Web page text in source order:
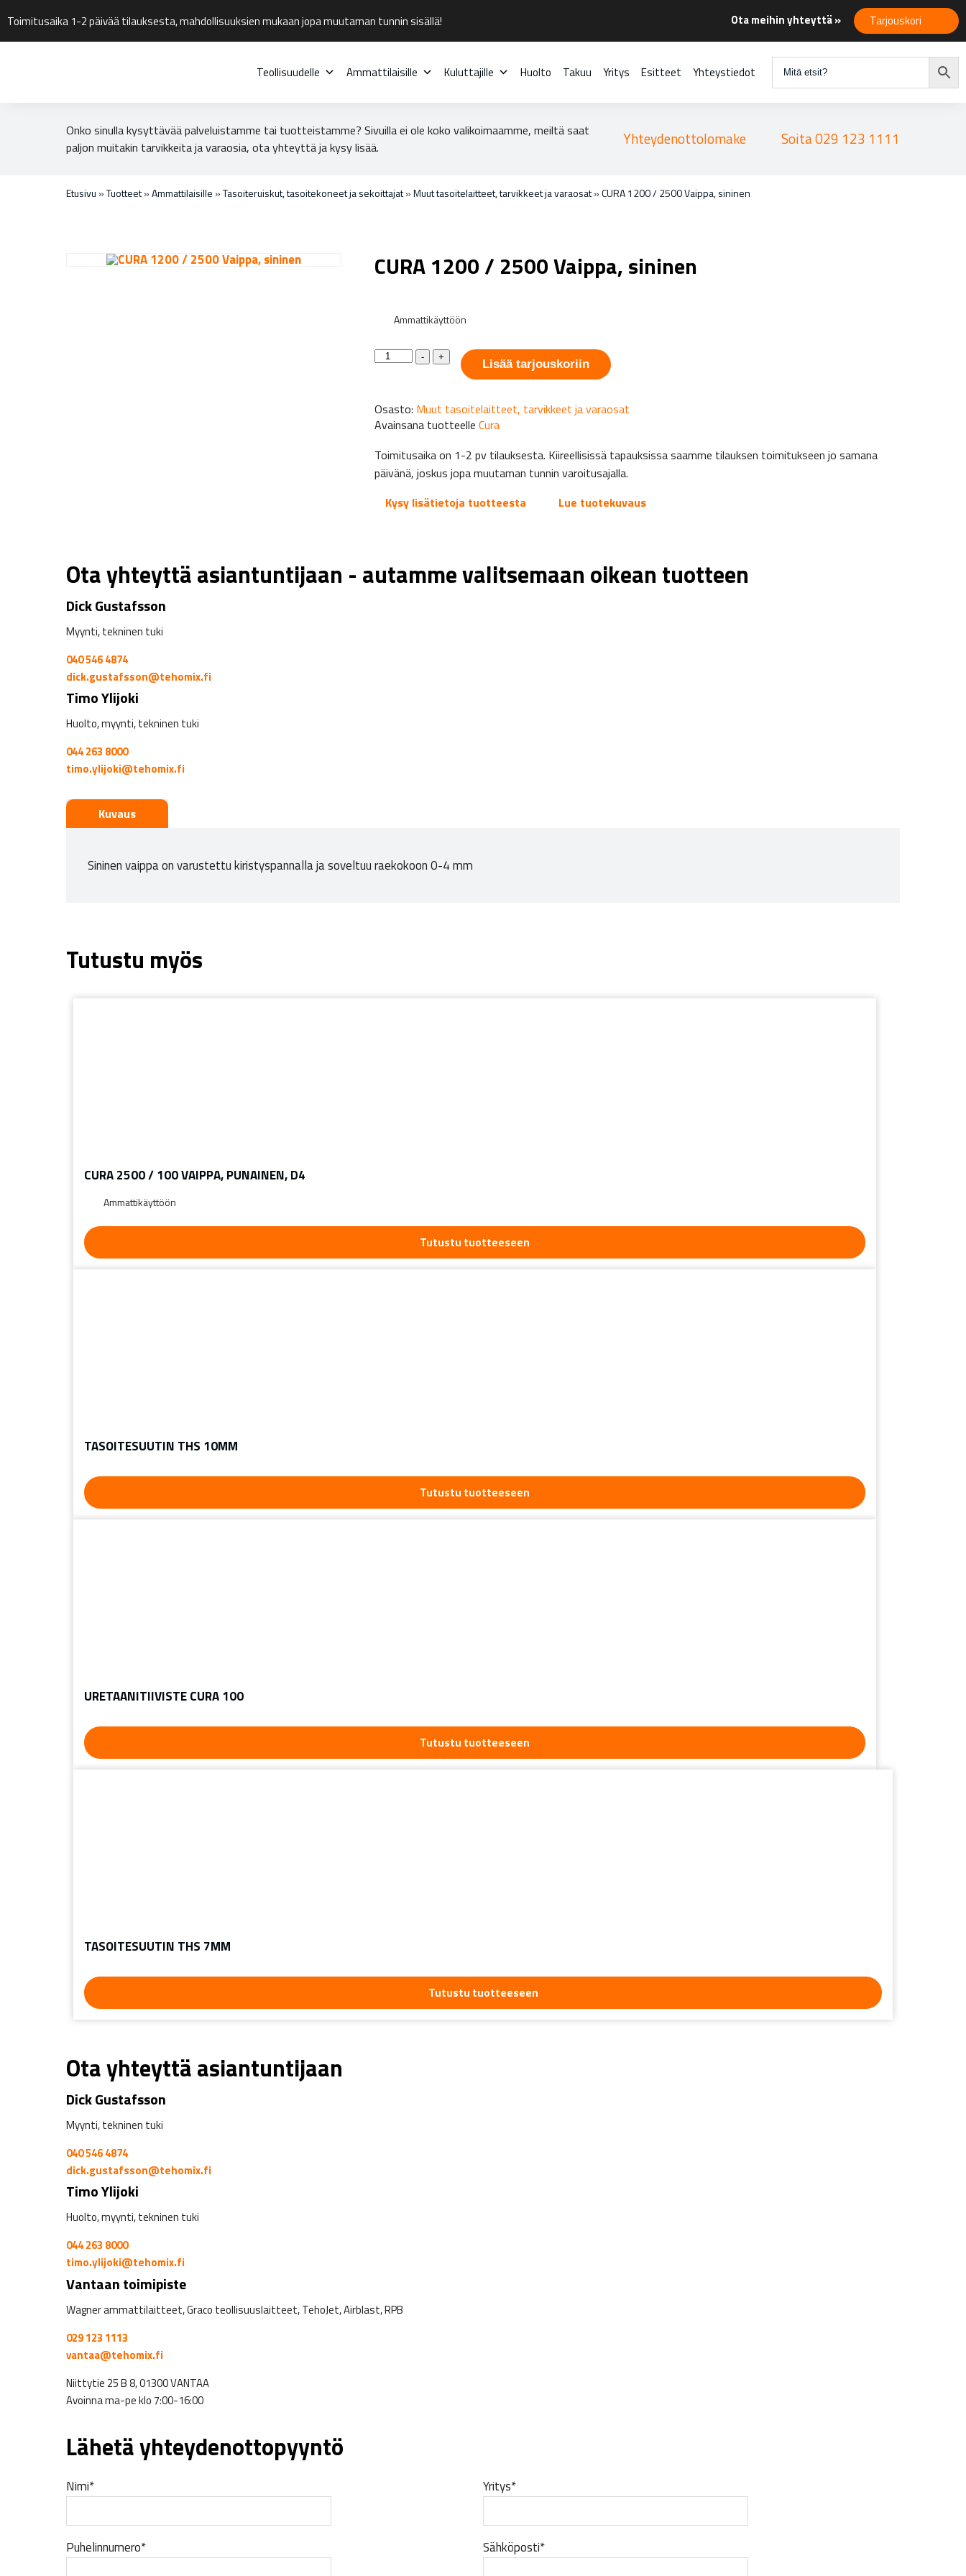
Toimitusaika 1-2 päivää tilauksesta, mahdollisuuksien mukaan jopa muutaman tunnin sisällä! Ota meihin yhteyttä » Tarjouskori
Teollisuudelle Ammattilaisille Kuluttajille Huolto Takuu Yritys Esitteet Yhteystiedot
Onko sinulla kysyttävää palveluistamme tai tuotteistamme? Sivuilla ei ole koko valikoimaamme, meiltä saat
paljon muitakin tarvikkeita ja varaosia, ota yhteyttä ja kysy lisää.
Yhteydenottolomake Soita 029 123 1111
Etusivu »Tuotteet»Ammattilaisille »Tasoiteruiskut, tasoitekoneet ja sekoittajat»Muut tasoitelaitteet, tarvikkeet ja varaosat»CURA 1200 / 2500 Vaippa, sininen
CURA 1200 / 2500 Vaippa, sininen
Ammattikäyttöön
CURA
1200
Vaippa,
sininen
määrä
- +
Lisää tarjouskoriin
Osasto: Muut tasoitelaitteet, tarvikkeet ja varaosat
Avainsana tuotteelleCura
Toimitusaika on 1-2 pv tilauksesta. Kiireellisissä tapauksissa saamme tilauksen toimitukseen jo samana
päivänä, joskus jopa muutaman tunnin varoitusajalla.
Kysy lisätietoja tuotteesta
Lue tuotekuvaus
Ota yhteyttä asiantuntijaan - autamme valitsemaan oikean tuotteen
Dick Gustafsson
Myynti, tekninen tuki
040 546 4874
dick.gustafsson@tehomix.fi
Timo Ylijoki
Huolto, myynti, tekninen tuki
044 263 8000
timo.ylijoki@tehomix.fi
Kuvaus
Sininen vaippa on varustettu kiristyspannalla ja soveltuu raekokoon 0-4 mm
Tutustu myös
CURA 2500 / 100 VAIPPA, PUNAINEN, D4
Ammattikäyttöön
Tutustu tuotteeseen
TASOITESUUTIN THS 10MM
Tutustu tuotteeseen
URETAANITIIVISTE CURA 100
Tutustu tuotteeseen
TASOITESUUTIN THS 7MM
Tutustu tuotteeseen
Ota yhteyttä asiantuntijaan
Dick Gustafsson
Myynti, tekninen tuki
040 546 4874
dick.gustafsson@tehomix.fi
Timo Ylijoki
Huolto, myynti, tekninen tuki
044 263 8000
timo.ylijoki@tehomix.fi
Vantaan toimipiste
Wagner ammattilaitteet, Graco teollisuuslaitteet, TehoJet, Airblast, RPB
029 123 1113
vantaa@tehomix.fi
Niittytie 25 B 8, 01300 VANTAA
Avoinna ma-pe klo 7:00-16:00
Lähetä yhteydenottopyyntö
Nimi* Yritys*
Puhelinnumero* Sähköposti*